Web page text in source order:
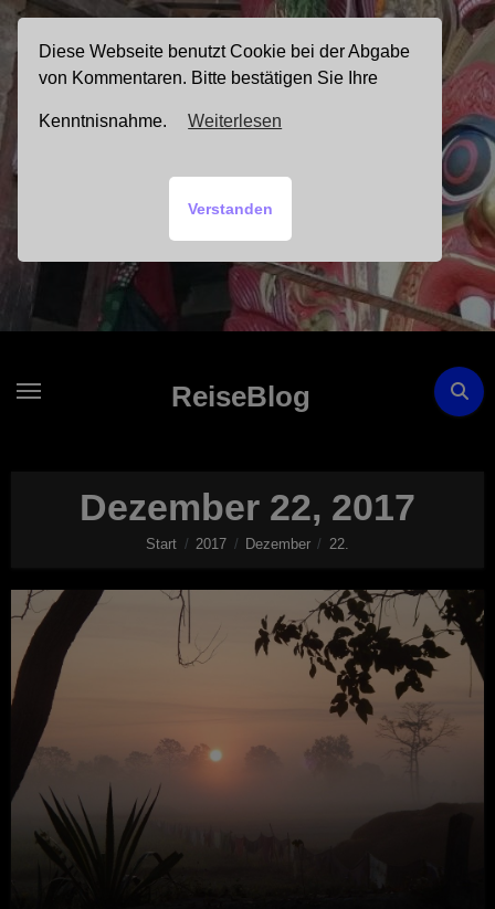
Zum
Inhalt
springen
ReiseBlog
Dezember 22, 2017
Start 2017 Dezember 22.
Diese Webseite benutzt Cookie bei der Abgabe
von Kommentaren. Bitte bestätigen Sie Ihre
Kenntnisnahme. Weiterlesen
Verstanden